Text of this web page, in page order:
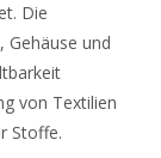
Die
Gehäuse und
von Textilien
Stoffe.